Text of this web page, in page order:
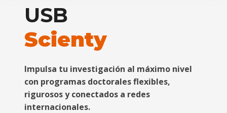
USB
Scienty
Impulsa tu investigación al máximo nivel
con programas doctorales flexibles,
rigurosos y conectados a redes
internacionales.